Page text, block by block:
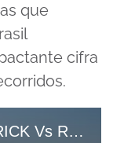
que
cifra
COMPARATIVO- Ford MAVERICK Vs Ram RAMPAGE